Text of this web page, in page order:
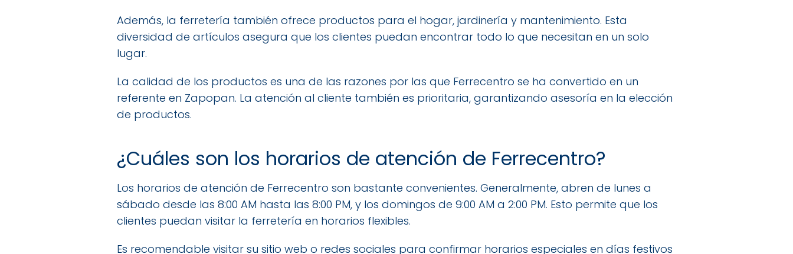
Además, la ferretería también ofrece productos para el hogar, jardinería y mantenimiento. Esta
diversidad de artículos asegura que los clientes puedan encontrar todo lo que necesitan en un solo
lugar.
La calidad de los productos es una de las razones por las que Ferrecentro se ha convertido en un
referente en Zapopan. La atención al cliente también es prioritaria, garantizando asesoría en la elección
de productos.
¿Cuáles son los horarios de atención de Ferrecentro?
Los horarios de atención de Ferrecentro son bastante convenientes. Generalmente, abren de lunes a
sábado desde las 8:00 AM hasta las 8:00 PM, y los domingos de 9:00 AM a 2:00 PM. Esto permite que los
clientes puedan visitar la ferretería en horarios flexibles.
Es recomendable visitar su sitio web o redes sociales para confirmar horarios especiales en días festivos